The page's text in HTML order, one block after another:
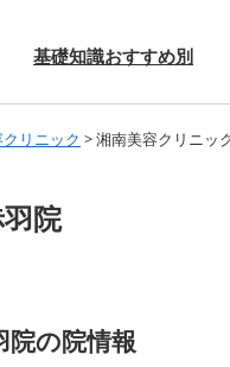
基礎知識おすすめ別
リニック >湘南美容クリニッ
院
院の院情報